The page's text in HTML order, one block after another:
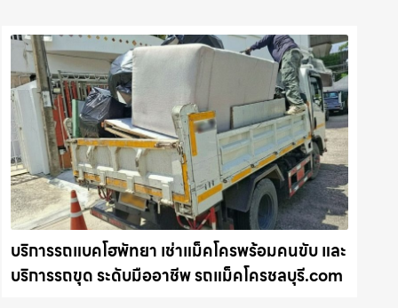
บริการรถแบคโฮพัทยา เช่าแม็คโครพร้อมคนขับ และ
บริการรถขุด ระดับมืออาชีพ รถแม็คโครชลบุรี.com